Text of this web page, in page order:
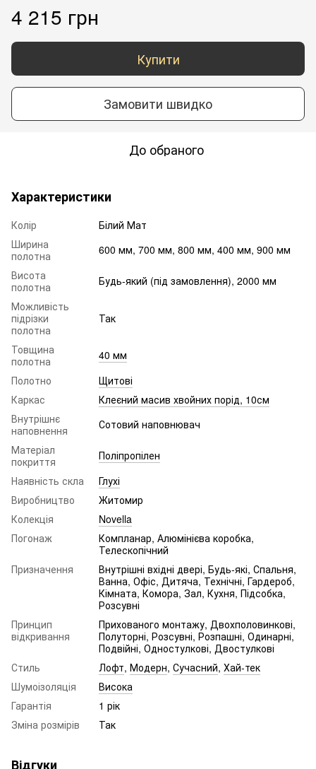
4 215 грн
Купити
Замовити швидко
До обраного
Характеристики
Колір
Білий Мат
Ширина
полотна
600 мм, 700 мм, 800 мм, 400 мм, 900 мм
Висота
полотна
Будь-який (під замовлення), 2000 мм
Можливість
підрізки
полотна
Так
Товщина
полотна
40 мм
Полотно
Щитові
Каркас
Клеєний масив хвойних порід, 10см
Внутрішнє
наповнення
Сотовий наповнювач
Матеріал
покриття
Поліпропілен
Наявність скла
Глухі
Виробництво
Житомир
Колекція
Novella
Погонаж
Компланар, Алюмінієва коробка,
Телескопічний
Призначення
Внутрішні вхідні двері, Будь-які, Спальня,
Ванна, Офіс, Дитяча, Технічні, Гардероб,
Кімната, Комора, Зал, Кухня, Підсобка,
Розсувні
Принцип
відкривання
Прихованого монтажу, Двохполовинкові,
Полуторні, Розсувні, Розпашні, Одинарні,
Подвійні, Одностулкові, Двостулкові
Стиль
Лофт, Модерн, Сучасний, Хай-тек
Шумоізоляція
Висока
Гарантія
1 рік
Зміна розмірів
Так
Відгуки